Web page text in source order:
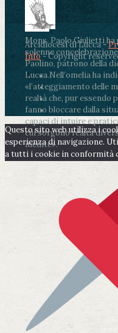
Mons. Paolo Giulietti
solenne
Paolino, patrono della
Lucca.Nell’omelia ha
«l’atteggiamento delle
realtà che, pur essendo
fanno bloccare dalla
capaci di intuire e
cui sorgono realtà
inedite».
Arcidiocesi di Lucca -
Info- Copyright
Questo sito web utilizza i
esperienza di navigazione.
a tutti i cookie in conformità